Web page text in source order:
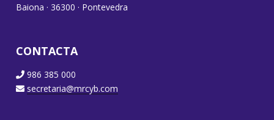
Baiona · 36300 · Pontevedra
CONTACTA
986 385 000
secretaria@mrcyb.com